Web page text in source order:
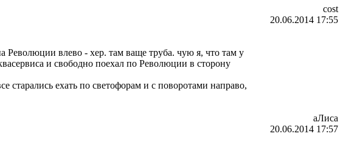
влево - хер. там ваще труба. чую я, что там у
и свободно поехал по Революции в сторону
ехать по светофорам и с поворотами направо,
cost
20.06.2014 17:55
аЛиса
20.06.2014 17:57